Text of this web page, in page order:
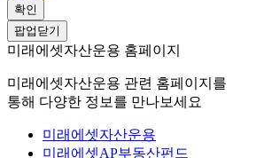
확인
팝업닫기
미래에셋자산운용 홈페이지
미래에셋자산운용 관련 홈페이지를
통해 다양한 정보를 만나보세요
미래에셋자산운용
미래에셋AP부동산펀드